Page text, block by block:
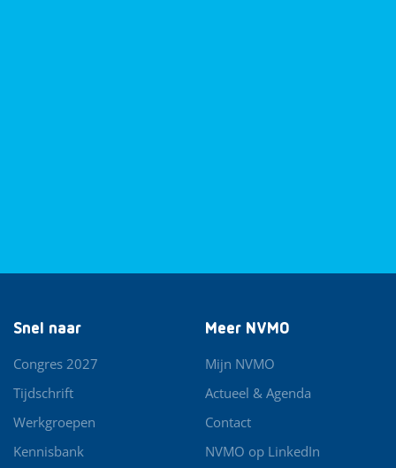
Snel naar
Congres 2027
Tijdschrift
Werkgroepen
Kennisbank
Meer NVMO
Mijn NVMO
Actueel & Agenda
Contact
NVMO op LinkedIn